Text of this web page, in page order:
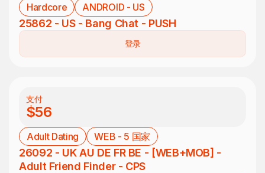
Hardcore ANDROID - US
25862 - US - Bang Chat - PUSH
登录
支付
$56
Adult Dating WEB - 5 国家
26092 - UK AU DE FR BE - [WEB+MOB] -
Adult Friend Finder - CPS